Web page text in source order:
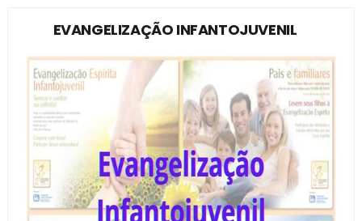
EVANGELIZAÇÃO INFANTOJUVENIL